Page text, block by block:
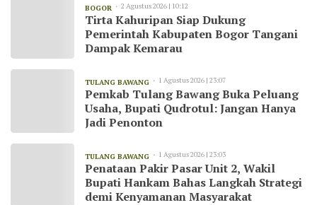
BOGOR 2 Agustus 2026 | 10:12
Tirta Kahuripan Siap Dukung
Pemerintah Kabupaten Bogor Tangani
Dampak Kemarau
TULANG BAWANG 1 Agustus 2026 | 23:07
Pemkab Tulang Bawang Buka Peluang
Usaha, Bupati Qudrotul: Jangan Hanya
Jadi Penonton
TULANG BAWANG 1 Agustus 2026 | 23:03
Penataan Pakir Pasar Unit 2, Wakil
Bupati Hankam Bahas Langkah Strategi
demi Kenyamanan Masyarakat